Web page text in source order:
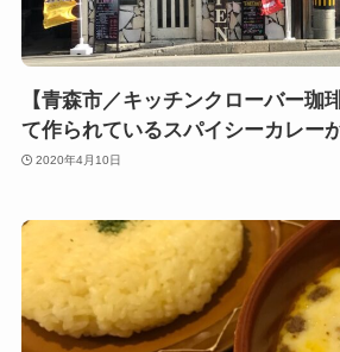
【青森市／キッチンクローバー珈
て作られているスパイシーカレー
2020年4月10日